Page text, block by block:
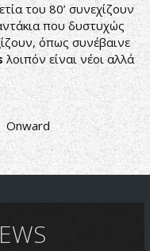
του 80’ συνεχίζουν
που δυστυχώς
όπως συνέβαινε
λοιπόν είναι νέοι αλλά
Onward